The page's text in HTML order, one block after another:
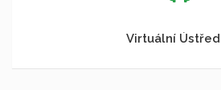
Virtuální